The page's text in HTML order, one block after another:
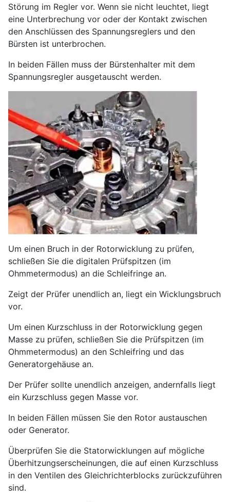
Störung im Regler vor. Wenn sie nicht leuchtet, liegt
eine Unterbrechung vor oder der Kontakt zwischen
den Anschlüssen des Spannungsreglers und den
Bürsten ist unterbrochen.
In beiden Fällen muss der Bürstenhalter mit dem
Spannungsregler ausgetauscht werden.
Um einen Bruch in der Rotorwicklung zu prüfen,
schließen Sie die digitalen Prüfspitzen (im
Ohmmetermodus) an die Schleifringe an.
Zeigt der Prüfer unendlich an, liegt ein Wicklungsbruch
vor.
Um einen Kurzschluss in der Rotorwicklung gegen
Masse zu prüfen, schließen Sie die Prüfspitzen (im
Ohmmetermodus) an den Schleifring und das
Generatorgehäuse an.
Der Prüfer sollte unendlich anzeigen, andernfalls liegt
ein Kurzschluss gegen Masse vor.
In beiden Fällen müssen Sie den Rotor austauschen
oder Generator.
Überprüfen Sie die Statorwicklungen auf mögliche
Überhitzungserscheinungen, die auf einen Kurzschluss
in den Ventilen des Gleichrichterblocks zurückzuführen
sind.